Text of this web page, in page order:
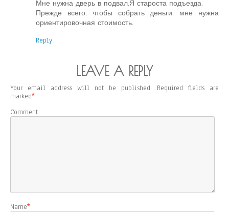
Мне нужна дверь в подвал.Я староста подъезда.
Прежде всего, чтобы собрать деньги, мне нужна
ориентировочная стоимость.
Reply
LEAVE A REPLY
Your email address will not be published. Required fields are
marked*
Comment
Name*